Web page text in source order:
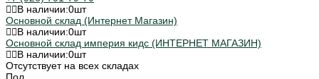
В наличии:0шт
Основной склад (Интернет Магазин)
В наличии:0шт
Основной склад империя кидс (ИНТЕРНЕТ МАГАЗИН)
В наличии:0шт
Отсутствует на всех складах